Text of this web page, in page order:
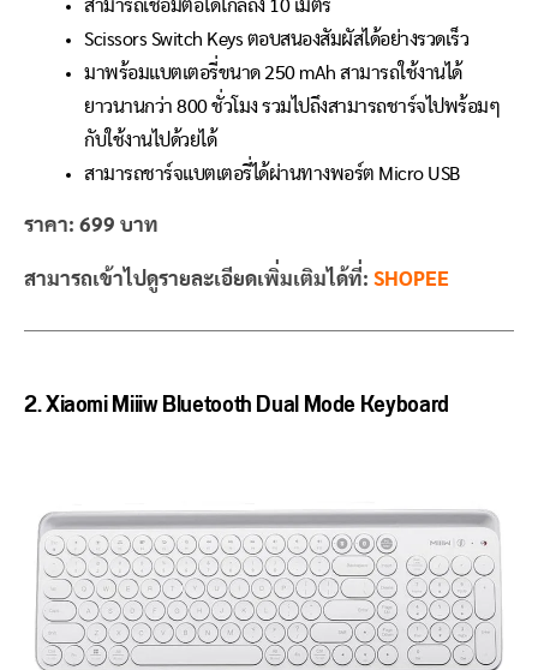
สามารถเชื่อมต่อได้ไกลถึง 10 เมตร
Scissors Switch Keys ตอบสนองสัมผัสได้อย่างรวดเร็ว
มาพร้อมแบตเตอรี่ขนาด 250 mAh สามารถใช้งานได้
ยาวนานกว่า 800 ชั่วโมง รวมไปถึงสามารถชาร์จไปพร้อมๆ
กับใช้งานไปด้วยได้
สามารถชาร์จแบตเตอรี่ได้ผ่านทางพอร์ต Micro USB
ราคา: 699 บาท
สามารถเข้าไปดูรายละเอียดเพิ่มเติมได้ที่: SHOPEE
2.Xiaomi Miiiw Bluetooth Dual Mode Keyboard